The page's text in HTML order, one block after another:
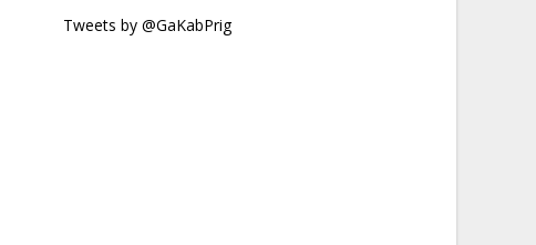
Tweets by @GaKabPrig